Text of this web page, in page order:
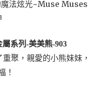
屬系列-美美熊-903
聚，親愛的小熊妹妹，
！